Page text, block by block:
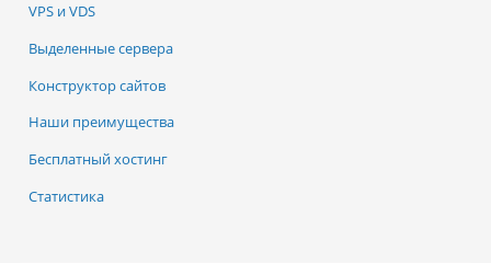
VPS и VDS
Выделенные сервера
Конструктор сайтов
Наши преимущества
Бесплатный хостинг
Статистика